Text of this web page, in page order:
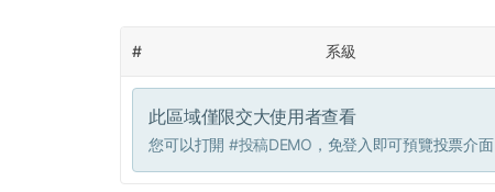
# 系級
此區域僅限交大使用者查看
您可以打開 #投稿DEMO ，免登入即可預覽投票介面